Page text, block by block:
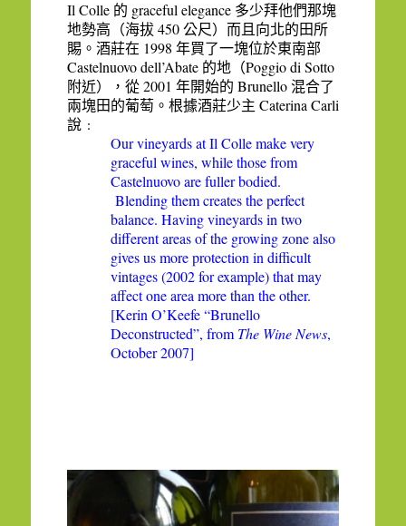
Il Colle 的 graceful elegance 多少拜他們那塊
地勢高（海拔450 公尺）而且向北的田所
賜。酒莊在 1998 年買了一塊位於東南部
Castelnuovo dell’Abate 的地（Poggio di Sotto
附近），從2001 年開始的 Brunello 混合了
兩塊田的葡萄。根據酒莊少主 Caterina Carli
說﹕
Our vineyards at Il Colle make very
graceful wines, while those from
Castelnuovo are fuller bodied.
Blending them creates the perfect
balance. Having vineyards in two
different areas of the growing zone also
gives us more protection in difficult
vintages (2002 for example) that may
affect one area more than the other.
[Kerin O’Keefe “Brunello
Deconstructed”, from The Wine News,
October 2007]